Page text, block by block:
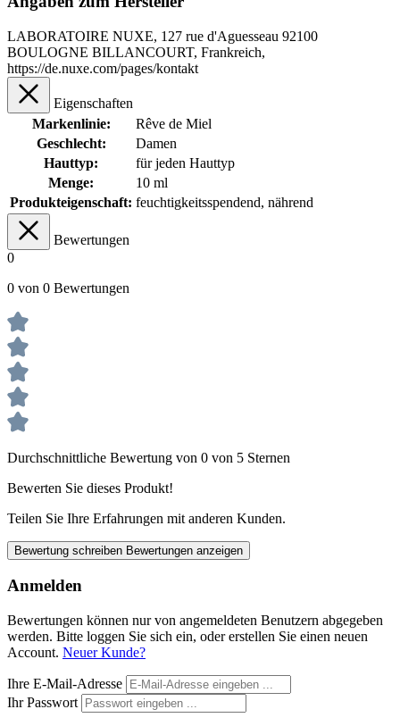
LABORATOIRE NUXE, 127 rue d'Aguesseau 92100
BOULOGNE BILLANCOURT, Frankreich,
https://de.nuxe.com/pages/kontakt
Eigenschaften
Markenlinie:
Rêve de Miel
Geschlecht:
Damen
Hauttyp:
für jeden Hauttyp
Menge:
10 ml
Produkteigenschaft: feuchtigkeitsspendend, nährend
Bewertungen
0
0 von 0 Bewertungen
Durchschnittliche Bewertung von 0 von 5 Sternen
Bewerten Sie dieses Produkt!
Teilen Sie Ihre Erfahrungen mit anderen Kunden.
Bewertung schreiben Bewertungen anzeigen
Anmelden
Bewertungen können nur von angemeldeten Benutzern abgegeben
werden. Bitte loggen Sie sich ein, oder erstellen Sie einen neuen
Account. Neuer Kunde?
Ihre E-Mail-Adresse
Ihr Passwort